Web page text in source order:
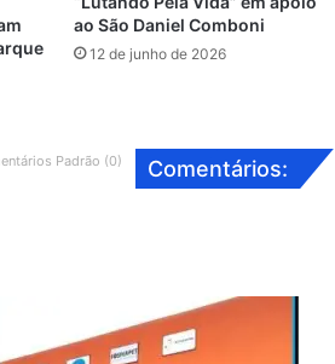
ao São Daniel Comboni
12 de junho de 2026
Comentários:
Padrão (0)